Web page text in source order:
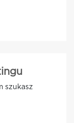
szukasz